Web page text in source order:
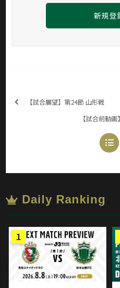
新規登
【試合展望】第24節 山形戦
【試合前動
Daily Ranking